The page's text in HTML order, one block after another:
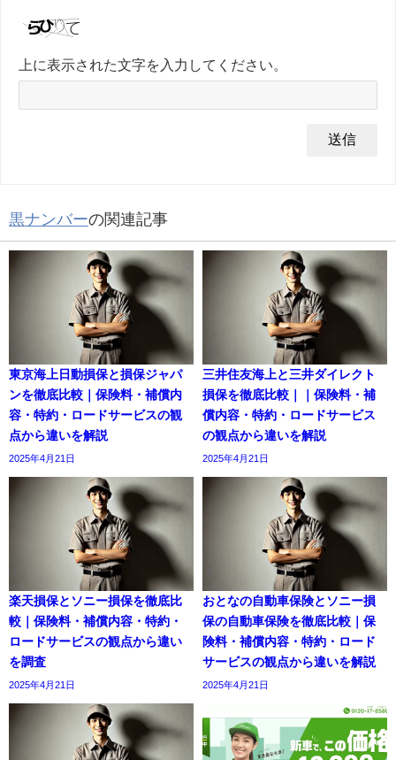
上に表示された文字を入力してください。
黒ナンバーの関連記事
東京海上日動損保と損保ジャパ
ンを徹底比較｜保険料・補償内
容・特約・ロードサービスの観
点から違いを解説
2025年4月21日
三井住友海上と三井ダイレクト
損保を徹底比較｜｜保険料・補
償内容・特約・ロードサービス
の観点から違いを解説
2025年4月21日
楽天損保とソニー損保を徹底比
較｜保険料・補償内容・特約・
ロードサービスの観点から違い
を調査
2025年4月21日
おとなの自動車保険とソニー損
保の自動車保険を徹底比較｜保
険料・補償内容・特約・ロード
サービスの観点から違いを解説
2025年4月21日